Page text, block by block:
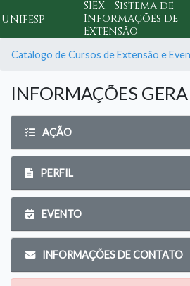
Unifesp
SIEX - Sistema de
Informações de
Extensão
Catálogo de Cursos de Extensão e
INFORMAÇÕES
AÇÃO
PERFIL
EVENTO
INFORMAÇÕES DE CONTATO